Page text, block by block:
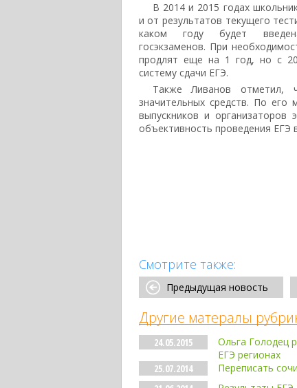
В 2014 и 2015 годах
и от результатов текущего
каком году будет
госэкзаменов. При
продлят еще на 1 год, но с
систему сдачи ЕГЭ.
Также Ливанов отметил,
значительных средств. По
выпускников и
объективность проведения ЕГЭ
Смотрите также:
Предыдущая новость
Другие матералы
24.05.2015
Ольга Голодец
ЕГЭ регионах
25.07.2014
Переписать